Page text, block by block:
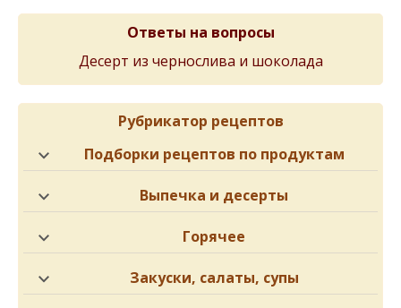
Ответы на вопросы
Десерт из чернослива и шоколада
Рубрикатор рецептов
Подборки рецептов по продуктам
Выпечка и десерты
Горячее
Закуски, салаты, супы